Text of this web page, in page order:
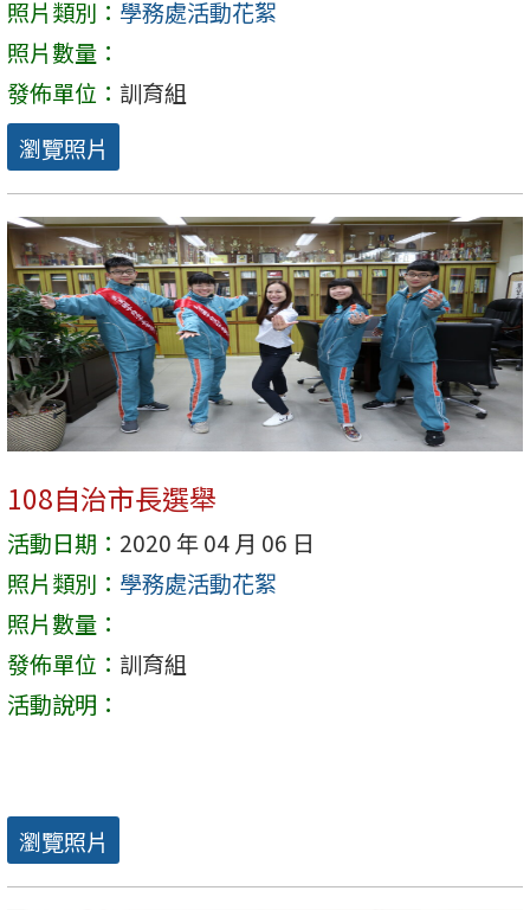
照片類別： 學務處活動花絮
照片數量：
發佈單位： 訓育組
瀏覽照片
108自治市長選舉
活動日期： 2020 年 04 月 06 日
照片類別： 學務處活動花絮
照片數量：
發佈單位： 訓育組
活動說明：
瀏覽照片